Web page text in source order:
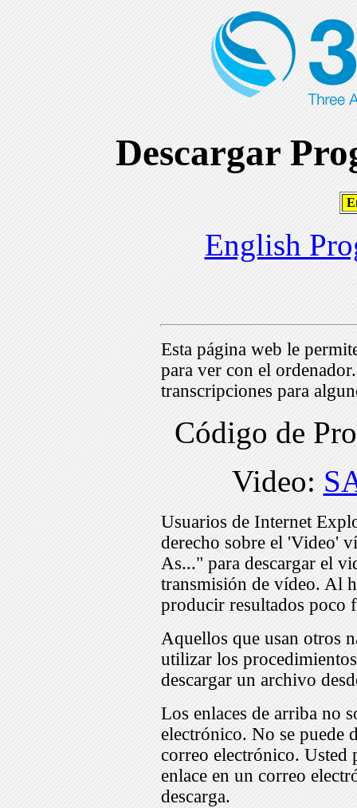
Descargar
English
Esta página web le
para ver con el
transcripciones para
Código de
Video:
Usuarios de Internet
derecho sobre el 'Video'
As..." para descargar el
transmisión de vídeo. Al
producir resultados poco
Aquellos que usan otros
utilizar los
descargar un archivo
Los enlaces de arriba no
electrónico. No se puede
correo electrónico. Usted
enlace en un correo
descarga.